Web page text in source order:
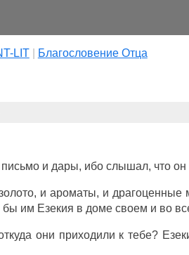
LIT| Благословение Отца
письмои дары, ибо слышал, что
, иароматы, и драгоценные
бы им Езекия в домесвоем и во
они приходили к тебе?